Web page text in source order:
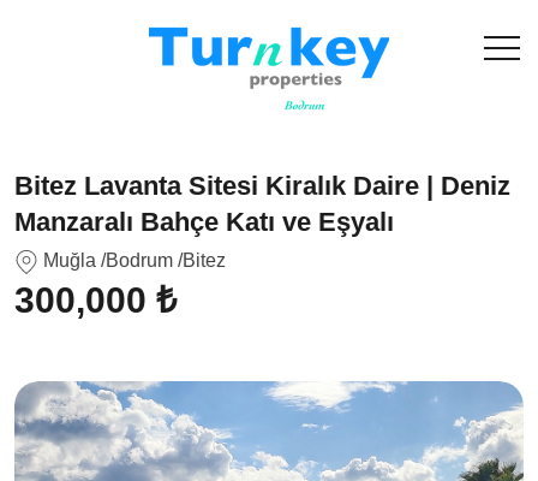
Bitez Lavanta Sitesi Kiralık Daire | Deniz
Manzaralı Bahçe Katı ve Eşyalı
Muğla /Bodrum /Bitez
300,000 ₺